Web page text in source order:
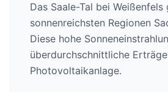
Das Saale-Tal bei
sonnenreichsten Regionen
Diese hohe
überdurchschnittliche
Photovoltaikanlage.